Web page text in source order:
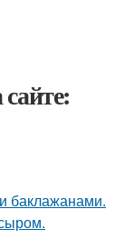
баклажанами.